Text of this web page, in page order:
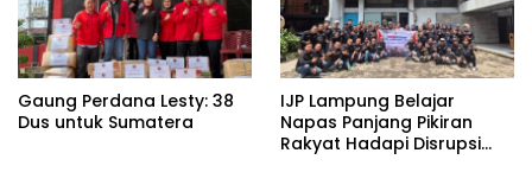
Gaung Perdana Lesty: 38
Dus untuk Sumatera
IJP Lampung Belajar
Napas Panjang Pikiran
Rakyat Hadapi Disrupsi